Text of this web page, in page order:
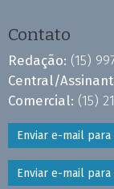
Contato
Redação: (15)
Central/
Comercial: (15)
Enviar e-mail para
Enviar e-mail